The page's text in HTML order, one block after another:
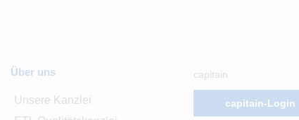
Über uns
Unsere Kanzlei
capitain
capitain-Login